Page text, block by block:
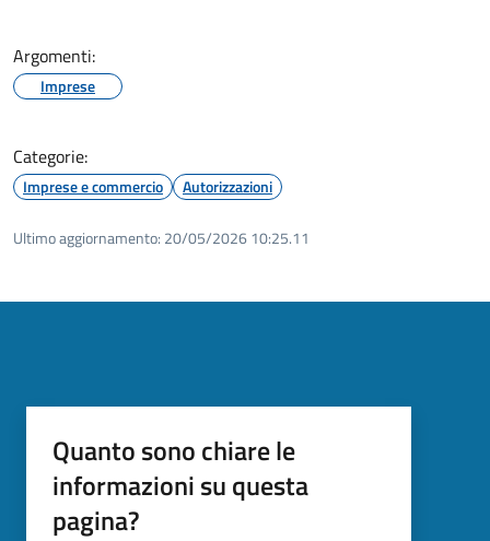
Argomenti:
Imprese
Categorie:
Imprese e commercio Autorizzazioni
Ultimo aggiornamento: 20/05/2026 10:25.11
Quanto sono chiare le
informazioni su questa
pagina?